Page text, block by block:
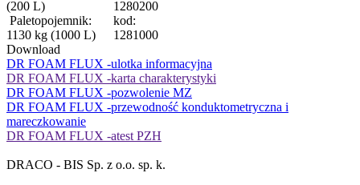
(200 L)
1280200
Paletopojemnik:
1130 kg (1000 L)
kod:
1281000
Download
DR FOAM FLUX -ulotka informacyjna
DR FOAM FLUX -karta charakterystyki
DR FOAM FLUX -pozwolenie MZ
DR FOAM FLUX -przewodność konduktometryczna i
mareczkowanie
DR FOAM FLUX -atest PZH
DRACO - BIS Sp. z o.o. sp. k.